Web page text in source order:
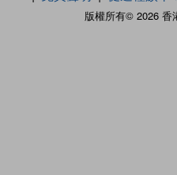
版權所有© 2026 香